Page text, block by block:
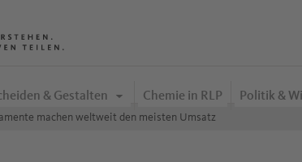
& Gestalten Chemie in RLP Politik &
machen weltweit den meisten Umsatz